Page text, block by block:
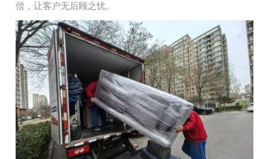
偿，让客户无后顾之忧。